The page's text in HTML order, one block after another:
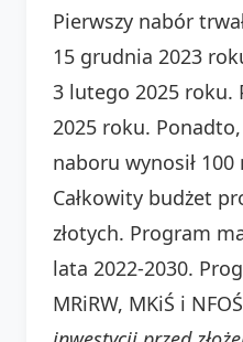
Pierwszy nabór
15 grudnia 2023
3 lutego 2025 roku.
2025 roku.
naboru wynosił
Całkowity budżet
złotych. Program
lata 2022-2030.
MRiRW, MKiŚ i